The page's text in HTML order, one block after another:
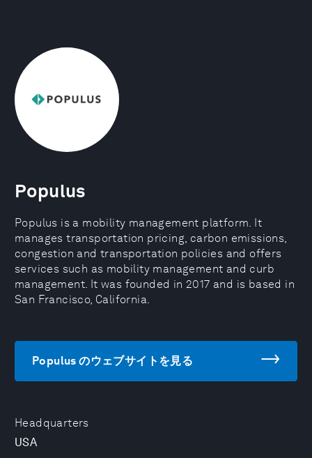
Headquarters
USA
Populus
Populus is a mobility management platform. It
manages transportation pricing, carbon emissions,
congestion and transportation policies and offers
services such as mobility management and curb
management. It was founded in 2017 and is based in
San Francisco, California.
Populus のウェブサイトを見る